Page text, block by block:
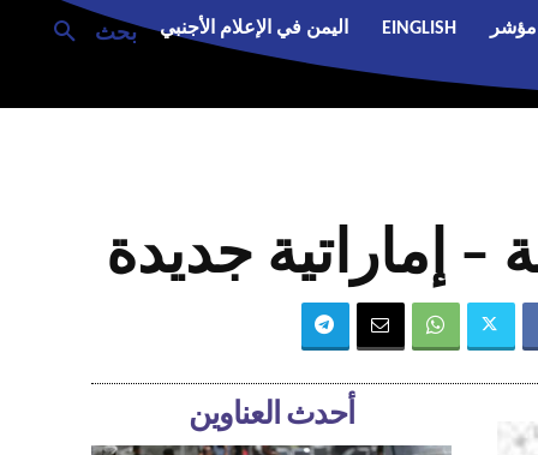
بحث مؤشر EINGLISH اليمن في الإعلام الأجنبي
– إماراتية جديدة
أحدث العناوين